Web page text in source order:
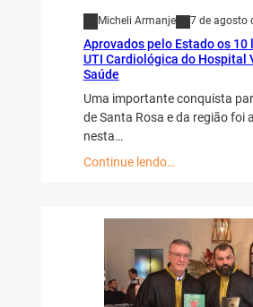
Micheli Armanje 7 de agosto
Aprovados pelo Estado os 10
UTI Cardiológica do Hospital
Saúde
Uma importante conquista
de Santa Rosa e da região foi
nesta…
Continue lendo…